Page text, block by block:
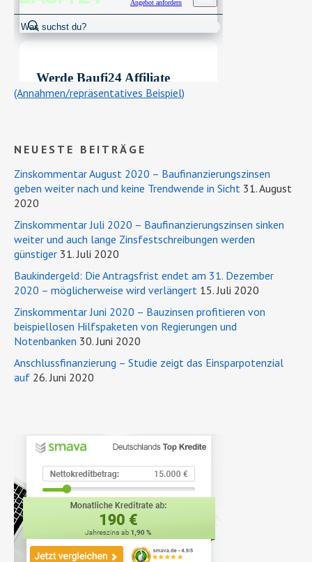
(Annahmen/repräsentatives Beispiel)
NEUESTE BEITRÄGE
Zinskommentar August 2020 – Baufinanzierungszinsen
geben weiter nach und keine Trendwende in Sicht 31. August
2020
Zinskommentar Juli 2020 – Baufinanzierungszinsen sinken
weiter und auch lange Zinsfestschreibungen werden
günstiger 31. Juli 2020
Baukindergeld: Die Antragsfrist endet am 31. Dezember
2020 – möglicherweise wird verlängert 15. Juli 2020
Zinskommentar Juni 2020 – Bauzinsen profitieren von
beispiellosen Hilfspaketen von Regierungen und
Notenbanken 30. Juni 2020
Anschlussfinanzierung – Studie zeigt das Einsparpotenzial
auf 26. Juni 2020